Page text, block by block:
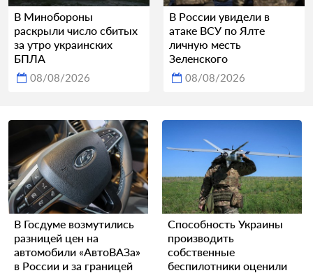
В Минобороны
раскрыли число сбитых
за утро украинских
БПЛА
08/08/2026
В России увидели в
атаке ВСУ по Ялте
личную месть
Зеленского
08/08/2026
В Госдуме возмутились
разницей цен на
автомобили «АвтоВАЗа»
в России и за границей
Способность Украины
производить
собственные
беспилотники оценили